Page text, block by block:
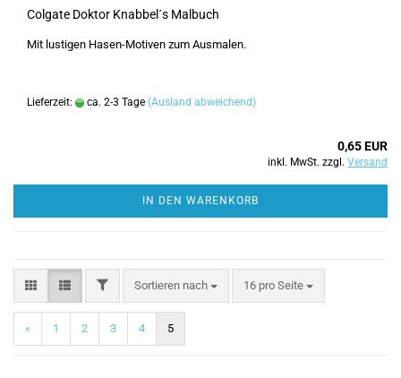
Colgate Doktor Knabbel´s Malbuch
Mit lustigen Hasen-Motiven zum Ausmalen.
Lieferzeit: ca. 2-3 Tage (Ausland abweichend)
0,65 EUR
inkl. MwSt. zzgl. Versand
IN DEN WARENKORB
FILTERSortieren nach
Sortieren nach 16 pro Seite
pro Seite
« 1 2 3 4 5